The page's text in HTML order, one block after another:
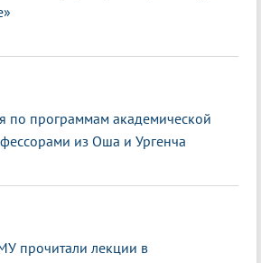
по программам академической
из Оша и Ургенча
прочитали лекции в